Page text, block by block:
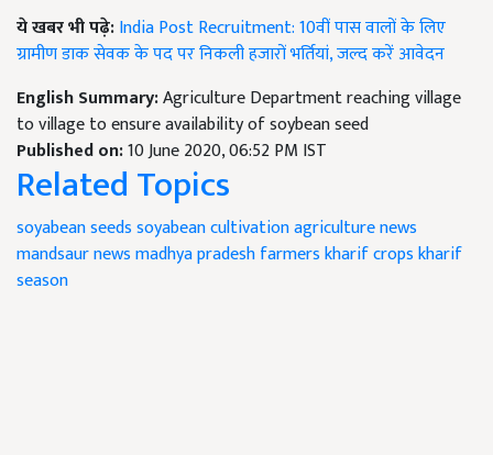
ये खबर भी पढ़े:India Post Recruitment: 10वीं पास वालों के लिए
ग्रामीण डाक सेवक के पद पर निकली हजारों भर्तियां, जल्द करें आवेदन
English Summary:Agriculture Department reaching village
to village to ensure availability of soybean seed
Published on:10 June 2020, 06:52 PM IST
Related Topics
soyabean seedssoyabean cultivationagriculture news
mandsaur newsmadhya pradesh farmerskharif cropskharif
season